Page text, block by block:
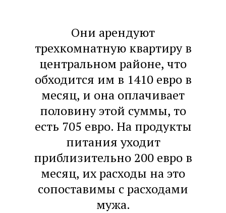
Они арендуют
трехкомнатную квартиру в
центральном районе, что
обходится им в 1410 евро в
месяц, и она оплачивает
половину этой суммы, то
есть 705 евро. На продукты
питания уходит
приблизительно 200 евро в
месяц, их расходы на это
сопоставимы с расходами
мужа.